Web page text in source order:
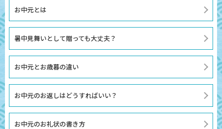
お中元とは
暑中見舞いとして贈っても大丈夫？
お中元とお歳暮の違い
お中元のお返しはどうすればいい？
お中元のお礼状の書き方